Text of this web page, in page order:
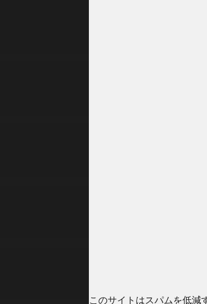
このサイトはスパムを低減